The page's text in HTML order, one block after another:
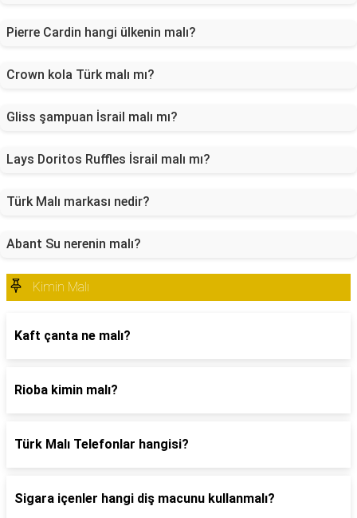
Pierre Cardin hangi ülkenin malı?
Crown kola Türk malı mı?
Gliss şampuan İsrail malı mı?
Lays Doritos Ruffles İsrail malı mı?
Türk Malı markası nedir?
Abant Su nerenin malı?
Kimin Malı
Kaft çanta ne malı?
Rioba kimin malı?
Türk Malı Telefonlar hangisi?
Sigara içenler hangi diş macunu kullanmalı?